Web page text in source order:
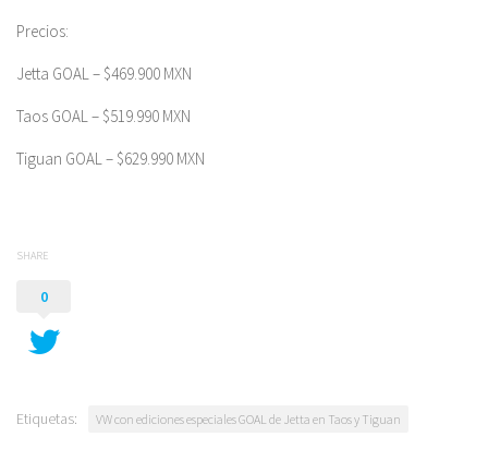
Precios:
Jetta GOAL – $469.900 MXN
Taos GOAL – $519.990 MXN
Tiguan GOAL – $629.990 MXN
SHARE
0
Etiquetas: VW con ediciones especiales GOAL de Jetta en Taos y Tiguan